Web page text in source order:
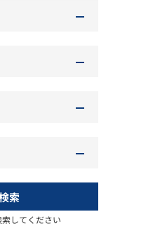
索
してください